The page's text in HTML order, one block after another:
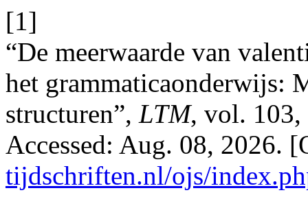
[1]
“De meerwaarde van
het grammaticaonderwijs:
structuren”, LTM, vol. 103,
Accessed: Aug. 08, 2026.
tijdschriften.nl/ojs/